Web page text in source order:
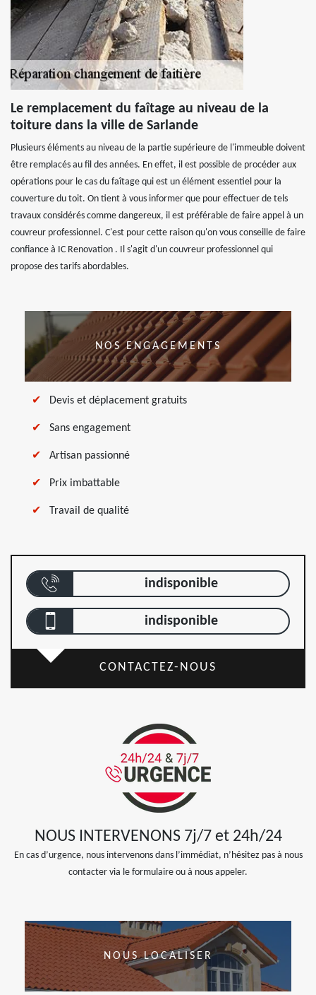
Le remplacement du faîtage au niveau de la
toiture dans la ville de Sarlande
Plusieurs éléments au niveau de la partie supérieure de l'immeuble doivent
être remplacés au fil des années. En effet, il est possible de procéder aux
opérations pour le cas du faîtage qui est un élément essentiel pour la
couverture du toit. On tient à vous informer que pour effectuer de tels
travaux considérés comme dangereux, il est préférable de faire appel à un
couvreur professionnel. C'est pour cette raison qu'on vous conseille de faire
confiance à IC Renovation . Il s'agit d'un couvreur professionnel qui
propose des tarifs abordables.
NOS ENGAGEMENTS
Devis et déplacement gratuits
Sans engagement
Artisan passionné
Prix imbattable
Travail de qualité
indisponible
indisponible
CONTACTEZ-NOUS
NOUS INTERVENONS 7j/7 et 24h/24
En cas d’urgence, nous intervenons dans l’immédiat, n’hésitez pas à nous
contacter via le formulaire ou à nous appeler.
NOUS LOCALISER